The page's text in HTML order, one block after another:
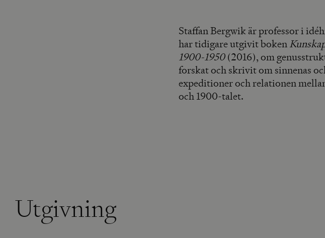
Staffan Bergwik är professor i
har tidigare utgivit boken
1900-1950(2016), om
forskat och skrivit om sinnenas
expeditioner och relationen
och 1900-talet.
Utgivning